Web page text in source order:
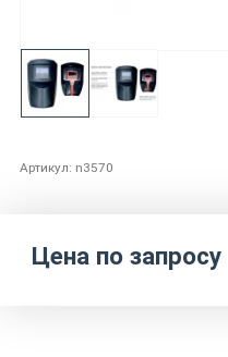
Артикул: n3570
Цена по запросу